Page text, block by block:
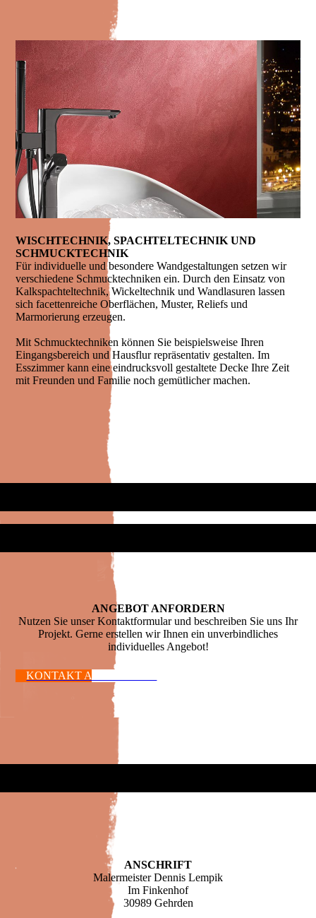
WISCH­TECHNIK, SPACHTEL­TECHNIK UND
SCHMUCK­TECHNIK
Für individuelle und besondere Wandgestaltungen setzen wir
verschiedene Schmucktechniken ein. Durch den Einsatz von
Kalkspachteltechnik, Wickeltechnik und Wandlasuren lassen
sich facettenreiche Oberflächen, Muster, Reliefs und
Marmorierung erzeugen.
Mit Schmucktechniken können Sie beispielsweise Ihren
Eingangsbereich und Hausflur repräsentativ gestalten. Im
Esszimmer kann eine eindrucksvoll gestaltete Decke Ihre Zeit
mit Freunden und Familie noch gemütlicher machen.
ANGEBOT ANFORDERN
Nutzen Sie unser Kontaktformular und beschreiben Sie uns Ihr
Projekt. Gerne erstellen wir Ihnen ein unverbindliches
individuelles Angebot!
KONTAKT AUFNEHMEN
ANSCHRIFT
Malermeister Dennis Lempik
Im Finkenhof
30989 Gehrden